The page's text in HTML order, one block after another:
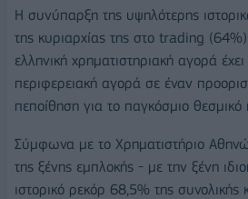
Η συνύπαρξη της υψηλότερης
της κυριαρχίας της στο trading (64%)
ελληνική χρηματιστηριακή αγορά
περιφερειακή αγορά σε έναν
πεποίθηση για το παγκόσμιο θεσμικό
Σύμφωνα με το Χρηματιστήριο
της ξένης εμπλοκής - με την ξένη
ιστορικό ρεκόρ 68,5% της συνολικής